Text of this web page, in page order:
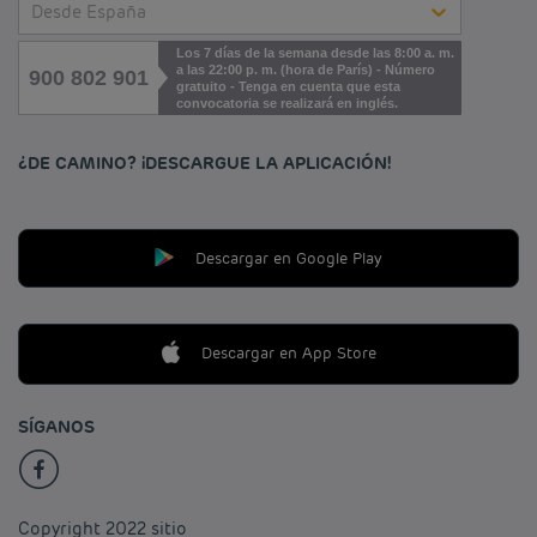
Desde España
900 802 901
Los 7 días de la semana desde las 8:00 a. m.
a las 22:00 p. m. (hora de París) - Número
gratuito - Tenga en cuenta que esta
convocatoria se realizará en inglés.
¿DE CAMINO? ¡DESCARGUE LA APLICACIÓN!
Descargar en Google Play
Descargar en App Store
SÍGANOS
Copyright 2022 sitio